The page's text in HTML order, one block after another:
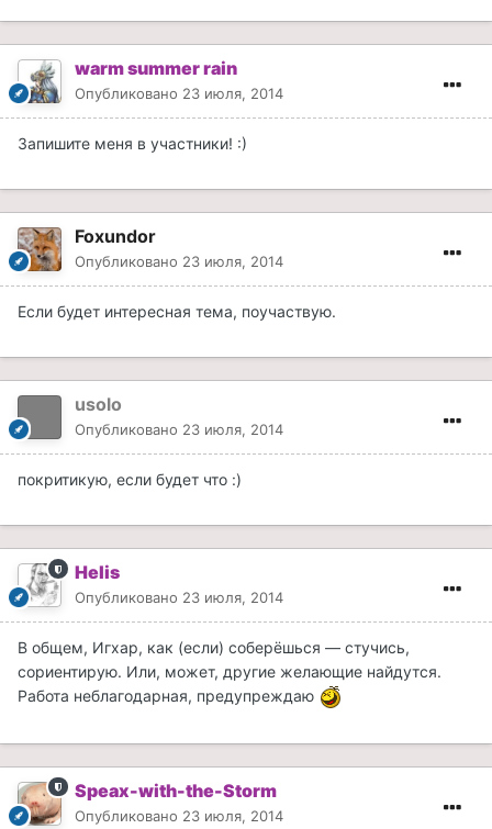
warm summer rain
Опубликовано 23 июля, 2014
Запишите меня в участники! :)
Foxundor
Опубликовано 23 июля, 2014
Если будет интересная тема, поучаствую.
usolo
Опубликовано 23 июля, 2014
покритикую, если будет что :)
Helis
Опубликовано 23 июля, 2014
В общем, Игхар, как (если) соберёшься — стучись,
сориентирую. Или, может, другие желающие найдутся.
Работа неблагодарная, предупреждаю
Speax-with-the-Storm
Опубликовано 23 июля, 2014